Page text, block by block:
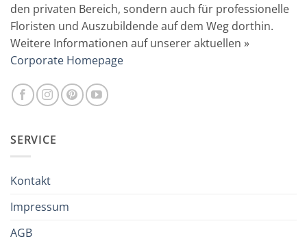
den privaten Bereich, sondern auch für professionelle
Floristen und Auszubildende auf dem Weg dorthin.
Weitere Informationen auf unserer aktuellen »
Corporate Homepage
SERVICE
Kontakt
Impressum
AGB